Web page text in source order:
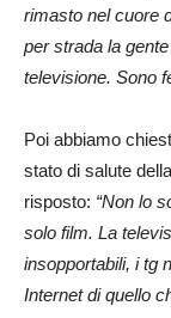
rimasto nel cuore
per strada la
televisione. Sono
Poi abbiamo
stato di salute
risposto: “Non lo
solo film. La
insopportabili, i tg
Internet di quello